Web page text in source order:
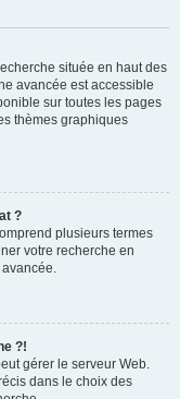
située en haut des
avancée est accessible
sur toutes les pages
thèmes graphiques
?
plusieurs termes
votre recherche en
?!
gérer le serveur Web.
dans le choix des